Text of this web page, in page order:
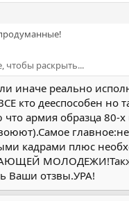
чтобы раскрыть...
нет? Это может быть
и врачам) а
чтобы раскрыть...
чтобы раскрыть...
иначе реально
дееспособен но
армия образца
кадрами плюс
Ваши отзвы.УРА!